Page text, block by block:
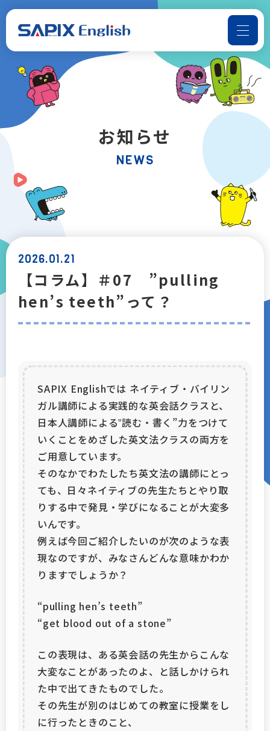
よくある質問 お問い合わせ
SAPIX Englishについて
📢音声ダウンロード
受講までの流れ
お知らせ
アクセス
会社概要
プライバシーポリシー
マイページログイン
お知らせ
NEWS
2026.01.21
【コラム】＃07 ”pulling
hen’s teeth”って？
SAPIX Englishでは ネイティブ・バイリン
ガル講師による実践的な英会話クラスと、
日本人講師による‟読む・書く”力をつけて
いくことをめざした英文法クラスの両方を
ご用意しています。
そのなかでわたしたち英文法の講師にとっ
ても、日々ネイティブの先生たちとやり取
りする中で発見・学びになることが大変多
いんです。
例えば今回ご紹介したいのが次のような表
現なのですが、みなさんどんな意味かわか
りますでしょうか？
“pulling hen’s teeth”
“get blood out of a stone”
この表現は、ある英会話の先生からこんな
大変なことがあったのよ、と話しかけられ
た中で出てきたものでした。
その先生が別のはじめての教室に授業をし
に行ったときのこと、